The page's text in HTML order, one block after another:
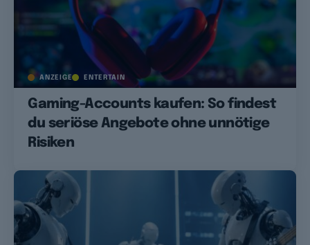
ANZEIGE ENTERTAIN
Gaming-Accounts kaufen: So findest
du seriöse Angebote ohne unnötige
Risiken